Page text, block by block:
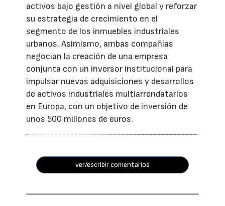
activos bajo gestión a nivel global y reforzar
su estrategia de crecimiento en el
segmento de los inmuebles industriales
urbanos. Asimismo, ambas compañías
negocian la creación de una empresa
conjunta con un inversor institucional para
impulsar nuevas adquisiciones y desarrollos
de activos industriales multiarrendatarios
en Europa, con un objetivo de inversión de
unos 500 millones de euros.
ver/escribir comentarios